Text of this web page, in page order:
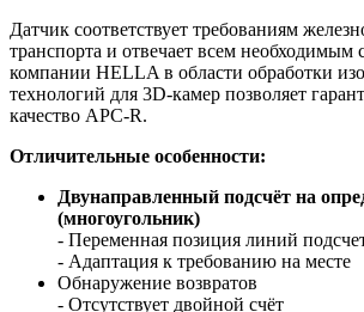
Датчик соответствует требованиям
транспорта и отвечает всем необходимым
компании HELLA в области обработки
технологий для 3D-камер позволяет
качество APC-R.
Отличительные особенности:
Двунаправленный подсчёт на
(многоугольник)
- Переменная позиция линий
- Адаптация к требованию на месте
Обнаружение возвратов
- Отсутствует двойной счёт